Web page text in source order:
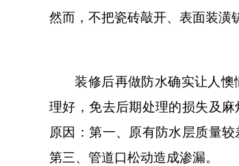
然而，不把瓷砖敲开、表面装潢
装修后再做防水确实让人
理好，免去后期处理的损失及麻
原因：第一、原有防水层质量
第三、管道口松动造成渗漏。